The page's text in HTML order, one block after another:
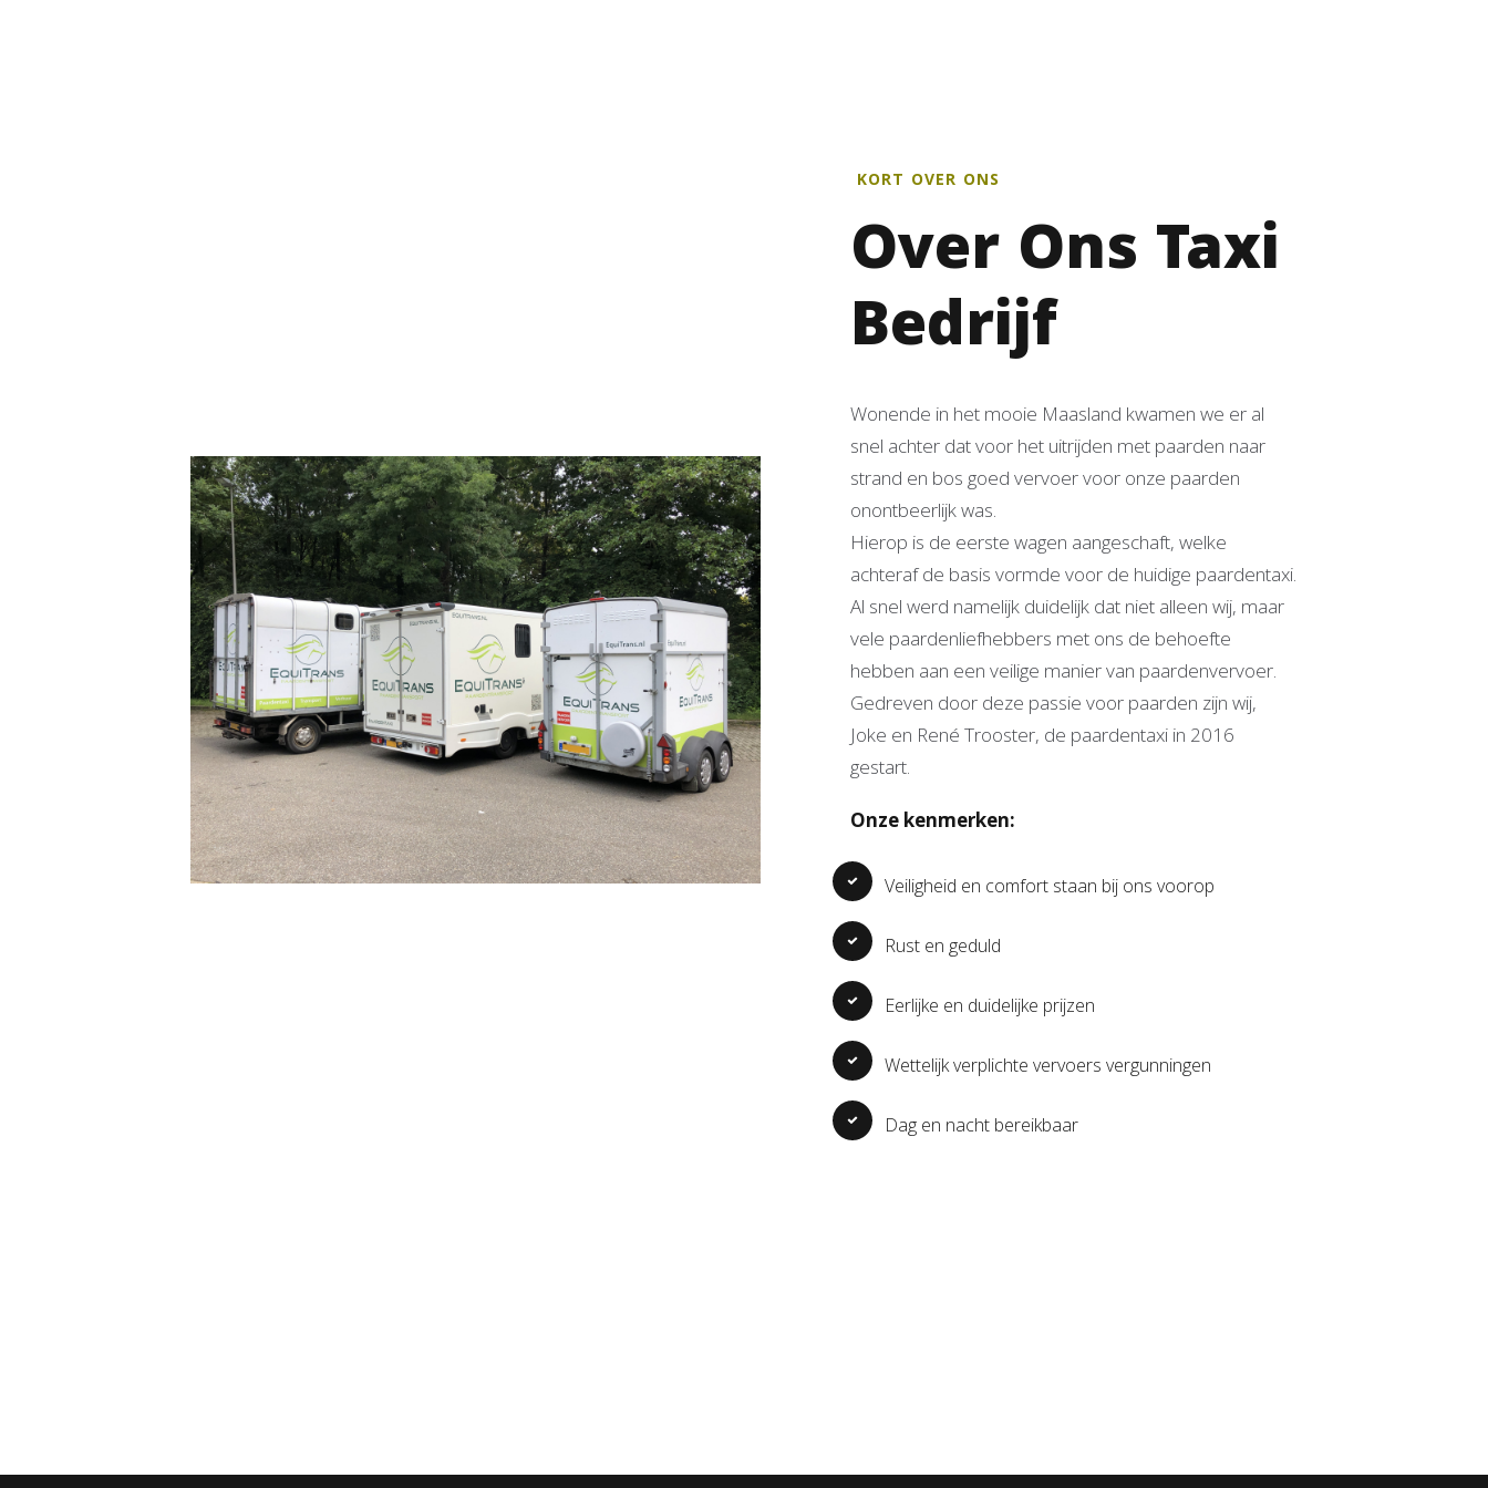
KORT OVER ONS
Over Ons Taxi
Bedrijf
Wonende in het mooie Maasland kwamen we er al
snel achter dat voor het uitrijden met paarden naar
strand en bos goed vervoer voor onze paarden
onontbeerlijk was.
Hierop is de eerste wagen aangeschaft, welke
achteraf de basis vormde voor de huidige paardentaxi.
Al snel werd namelijk duidelijk dat niet alleen wij, maar
vele paardenliefhebbers met ons de behoefte
hebben aan een veilige manier van paardenvervoer.
Gedreven door deze passie voor paarden zijn wij,
Joke en René Trooster, de paardentaxi in 2016
gestart.
Onze kenmerken:
Veiligheid en comfort staan bij ons voorop
Rust en geduld
Eerlijke en duidelijke prijzen
Wettelijk verplichte vervoers vergunningen
Dag en nacht bereikbaar